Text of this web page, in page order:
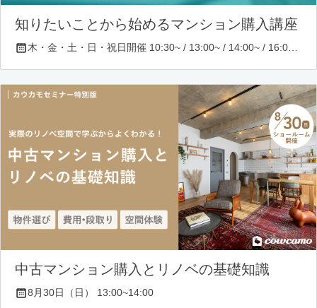
知りたいことから始めるマンション購入講座
木・金・土・日・祝日開催 10:30~ / 13:00~ / 14:00~ / 16:00~ / 17:00~/ 18:30~/ 19:30~
中古マンション購入とリノベの基礎知識
8月30日（日） 13:00~14:00